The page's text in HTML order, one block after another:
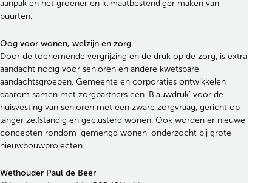
aanpak en het groener en klimaatbestendiger maken van
buurten.
Oog voor wonen, welzijn en zorg
Door de toenemende vergrijzing en de druk op de zorg, is extra
aandacht nodig voor senioren en andere kwetsbare
aandachtsgroepen. Gemeente en corporaties ontwikkelen
daarom samen met zorgpartners een ‘Blauwdruk’ voor de
huisvesting van senioren met een zware zorgvraag, gericht op
langer zelfstandig en geclusterd wonen. Ook worden er nieuwe
concepten rondom ‘gemengd wonen’ onderzocht bij grote
nieuwbouwprojecten.
Wethouder Paul de Beer